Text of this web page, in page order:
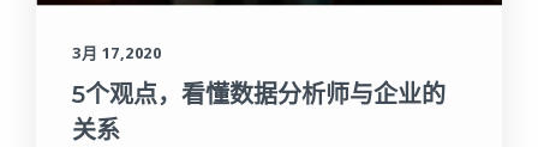
3月 17,2020
5个观点，看懂数据分析师与企业的
关系